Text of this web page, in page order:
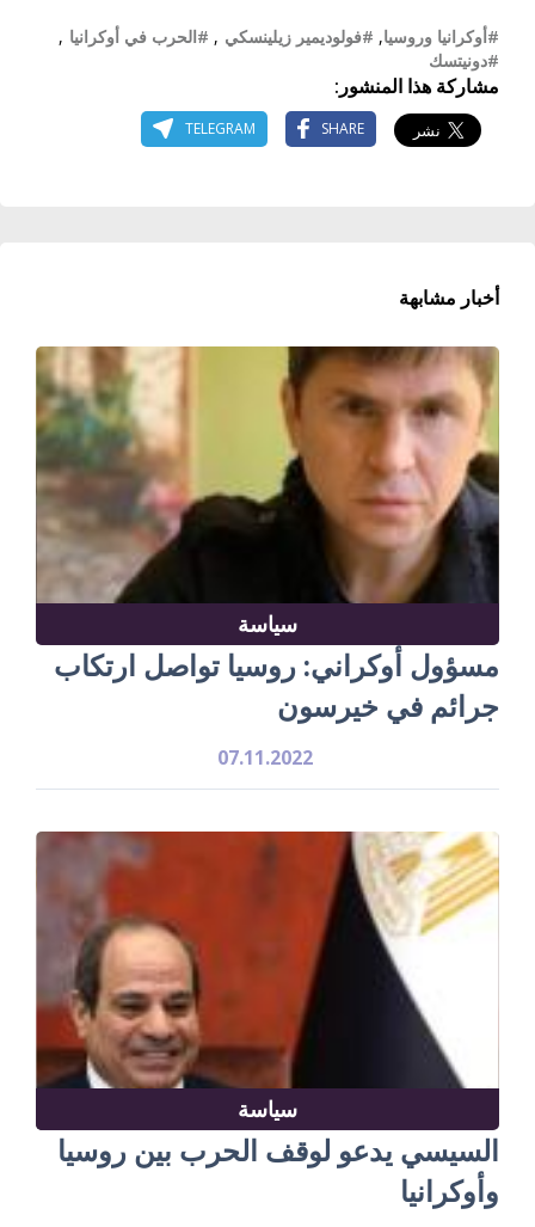
#أوكرانيا وروسيا, #فولوديمير زيلينسكي , #الحرب في أوكرانيا ,
#دونيتسك
مشاركة هذا المنشور:
SHARE
TELEGRAM
أخبار مشابهة
سياسة
مسؤول أوكراني: روسيا تواصل ارتكاب
جرائم في خيرسون
07.11.2022
سياسة
السيسي يدعو لوقف الحرب بين روسيا
وأوكرانيا